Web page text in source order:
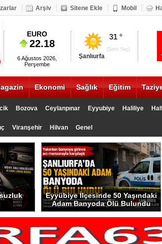
Arşiv Sitene Ekle Mobil
EURO
22.18
DOLAR
20.17
ALTIN
6 Ağustos 2026,
Perşembe
Şanlıurfa
[Şehir Seç]
31 °
Ekonomi Sağlık Eğitim
Bozova Ceylanpınar Eyyubiye Haliliye
Viranşehir Hilvan Genel
Eyyübiye İlçesinde 50 Yaşındaki
Adam Banyoda Ölü Bulundu